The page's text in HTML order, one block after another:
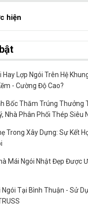
hiện
Hay Lợp Ngói Trên Hệ
- Cường Độ Cao?
Bốc Thăm Trúng Thưởng
Nhà Phân Phối Thép Siêu
Trong Xây Dựng: Sự Kết
Mái Ngói Nhật Đẹp Được
Tại Bình Thuận - Sử